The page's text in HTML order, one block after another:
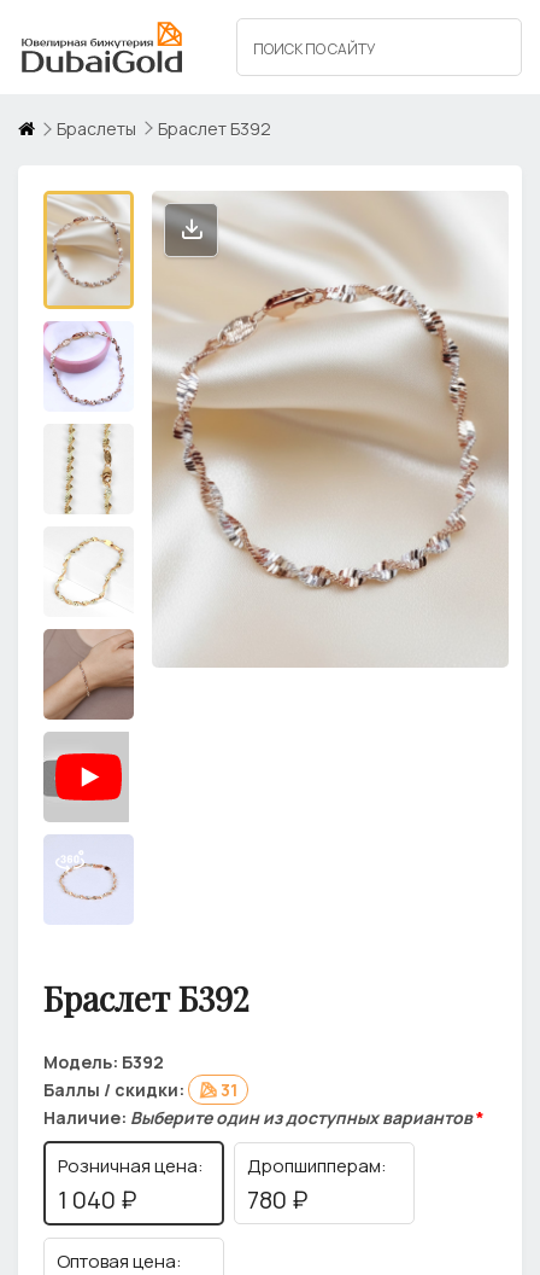
Браслеты Браслет Б392
Браслет Б392
Модель: Б392
Баллы / скидки:
31
Наличие: Выберите один из доступных вариантов*
Розничная цена:
1 040 ₽
Дропшипперам:
780 ₽
Оптовая цена: